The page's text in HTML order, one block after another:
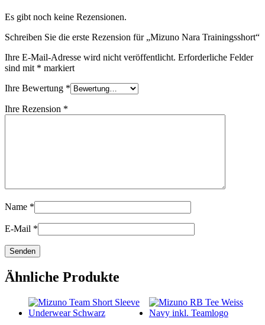
Es gibt noch keine Rezensionen.
Schreiben Sie die erste Rezension für „Mizuno Nara Trainingsshort“
Ihre E-Mail-Adresse wird nicht veröffentlicht. Erforderliche Felder
sind mit * markiert
Ihre Bewertung *
Ihre Rezension *
Name *
E-Mail *
Ähnliche Produkte